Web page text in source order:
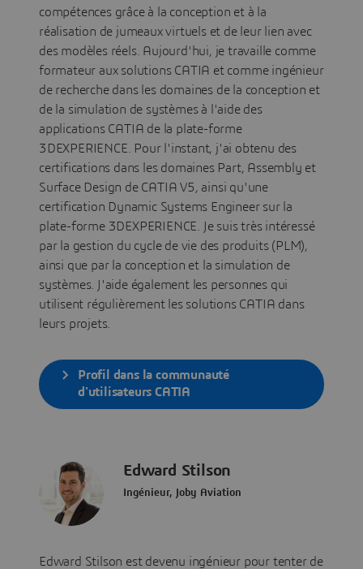
compétences grâce à la conception et à la
réalisation de jumeaux virtuels et de leur lien avec
des modèles réels. Aujourd'hui, je travaille comme
formateur aux solutions CATIA et comme ingénieur
de recherche dans les domaines de la conception et
de la simulation de systèmes à l'aide des
applications CATIA de la plate-forme
3DEXPERIENCE. Pour l'instant, j'ai obtenu des
certifications dans les domaines Part, Assembly et
Surface Design de CATIA V5, ainsi qu'une
certification Dynamic Systems Engineer sur la
plate-forme 3DEXPERIENCE. Je suis très intéressé
par la gestion du cycle de vie des produits (PLM),
ainsi que par la conception et la simulation de
systèmes. J'aide également les personnes qui
utilisent régulièrement les solutions CATIA dans
leurs projets.
Profil dans la communauté
d'utilisateurs CATIA
Edward Stilson
Ingénieur, Joby Aviation
Edward Stilson est devenu ingénieur pour tenter de